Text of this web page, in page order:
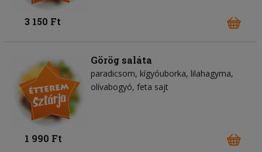
3 150 Ft
Görög saláta
paradicsom kígyóuborka lilahagyma
olívabogyó feta sajt
1 990 Ft